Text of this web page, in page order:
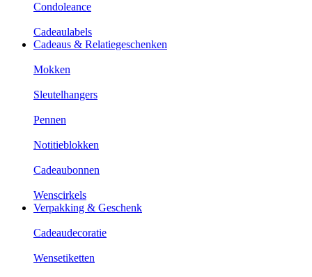
Condoleance
Cadeaulabels
Cadeaus & Relatiegeschenken
Mokken
Sleutelhangers
Pennen
Notitieblokken
Cadeaubonnen
Wenscirkels
Verpakking & Geschenk
Cadeaudecoratie
Wensetiketten